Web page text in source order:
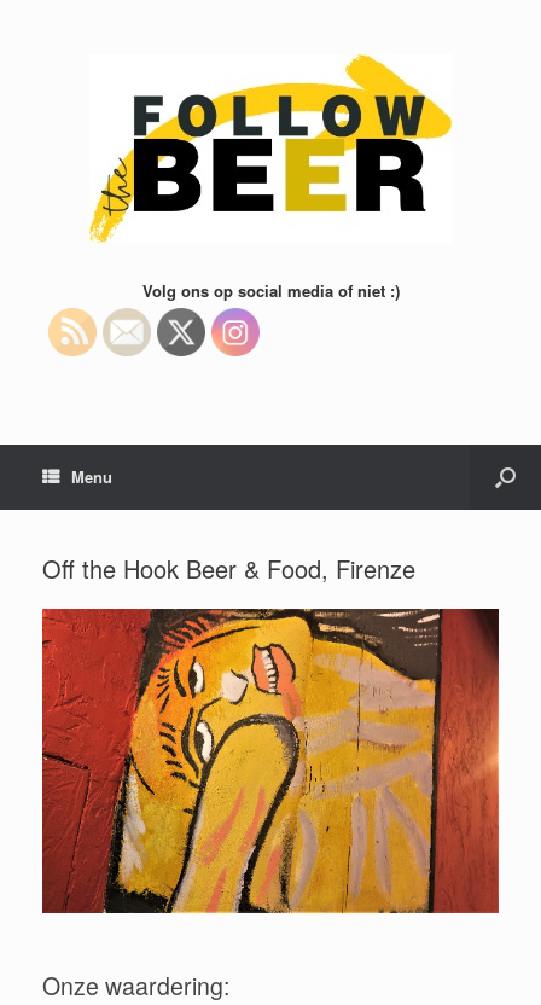
Volg ons op social media of niet :)
Menu
Off the Hook Beer & Food, Firenze
Onze waardering: